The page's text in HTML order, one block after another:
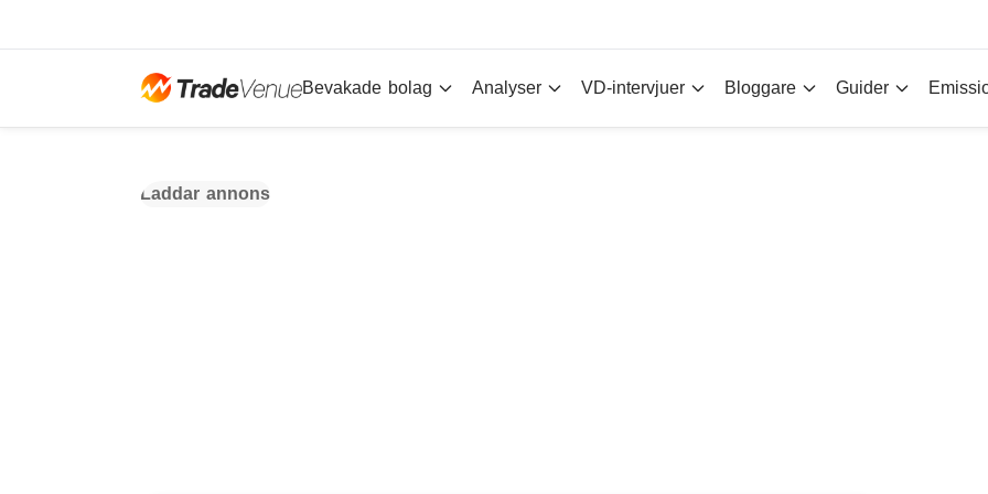
Bevakade bolag Analyser VD-intervjuer Bloggare Guider
Laddar annons